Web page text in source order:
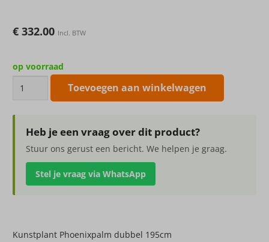
€ 332.00 Incl. BTW
op voorraad
Phoenixpalm
dubbel
195cm
aantal
Toevoegen aan winkelwagen
Heb je een vraag over dit product?
Stuur ons gerust een bericht. We helpen je graag.
Stel je vraag via WhatsApp
Kunstplant Phoenixpalm dubbel 195cm